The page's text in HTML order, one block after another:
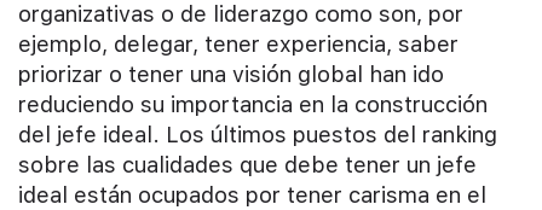
organizativas o de liderazgo como son, por
ejemplo, delegar, tener experiencia, saber
priorizar o tener una visión global han ido
reduciendo su importancia en la construcción
del jefe ideal. Los últimos puestos del ranking
sobre las cualidades que debe tener un jefe
ideal están ocupados por tener carisma en el